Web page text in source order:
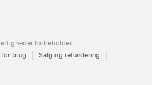
forbeholdes.
for brug
Salg og refundering